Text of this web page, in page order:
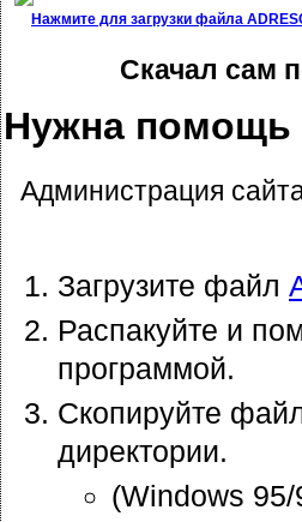
Нажмите для загрузки файла
Скачал сам
Нужна помощь
Администрация
Загрузите файл
Распакуйте и
программой.
Скопируйте
директории.
(Windows